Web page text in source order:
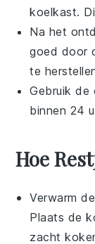
koelkast.
Na het
goed door
te
Gebruik de
binnen 24
Hoe
Verwarm de
Plaats de
zacht